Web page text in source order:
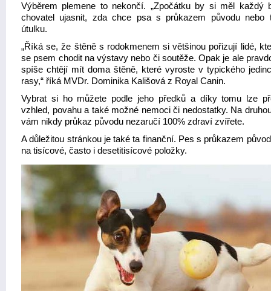
Výběrem plemene to nekončí. „Zpočátku by si měl každý
chovatel ujasnit, zda chce psa s průkazem původu nebo
útulku.
„Říká se, že štěně s rodokmenem si většinou pořizují lidé,
se psem chodit na výstavy nebo či soutěže. Opak je ale
spíše chtějí mít doma štěně, které vyroste v typického
rasy,“ říká MVDr. Dominika Kališová z Royal Canin.
Vybrat si ho můžete podle jeho předků a díky tomu lze
vzhled, povahu a také možné nemoci či nedostatky. Na
vám nikdy průkaz původu nezaručí 100% zdraví zvířete.
A důležitou stránkou je také ta finanční. Pes s průkazem
na tisícové, často i desetitisícové položky.